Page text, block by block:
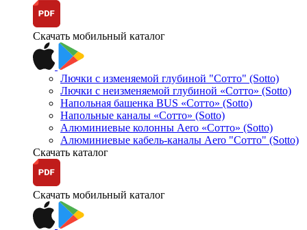
Скачать мобильный каталог
Лючки с изменяемой глубиной "Сотто" (Sotto)
Лючки с неизменяемой глубиной «Сотто» (Sotto)
Напольная башенка BUS «Сотто» (Sotto)
Напольные каналы «Сотто» (Sotto)
Алюминиевые колонны Aero «Сотто» (Sotto)
Алюминиевые кабель-каналы Aero "Сотто" (Sotto)
Скачать каталог
Скачать мобильный каталог